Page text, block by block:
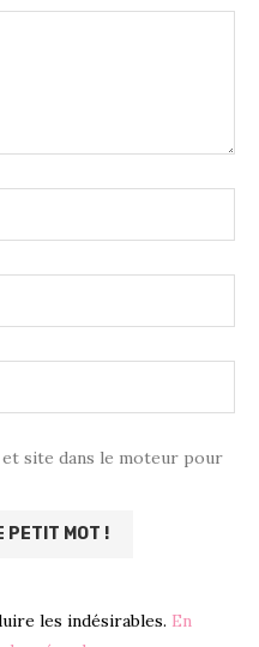
et site dans le moteur pour
les indésirables. En